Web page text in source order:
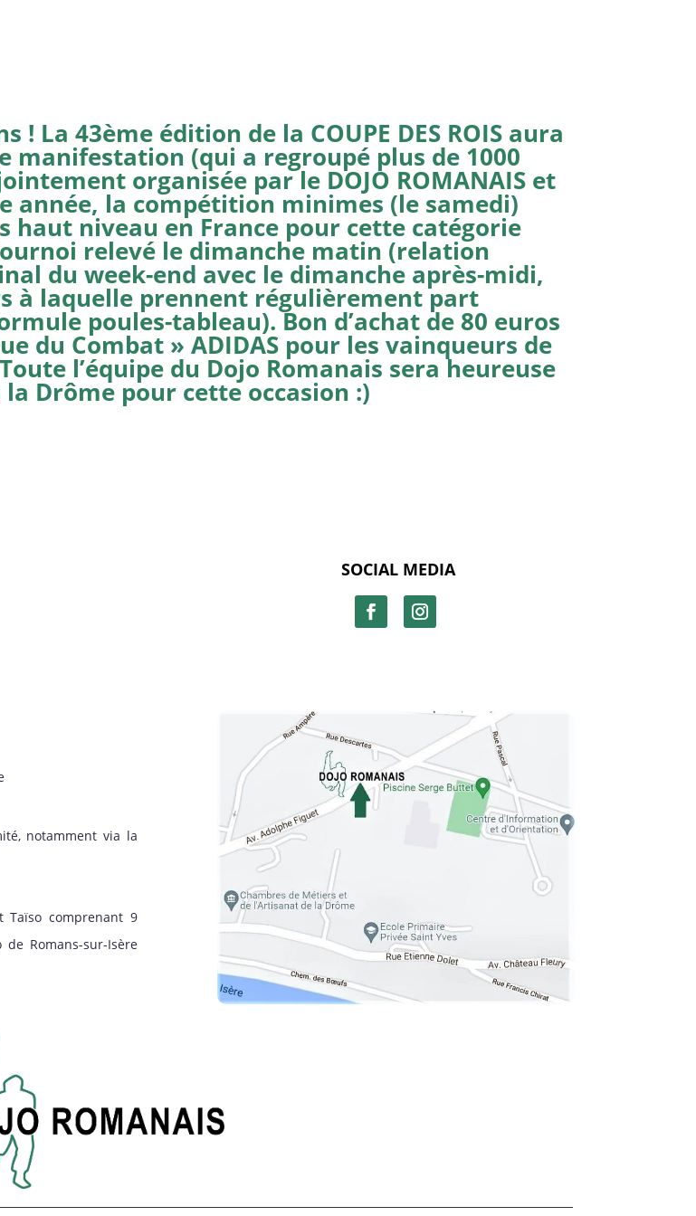
! La 43ème édition de la COUPE DES ROIS aura
manifestation (qui a regroupé plus de 1000
organisée par le DOJO ROMANAIS et
année, la compétition minimes (le samedi)
haut niveau en France pour cette catégorie
relevé le dimanche matin (relation
du week-end avec le dimanche après-midi,
à laquelle prennent régulièrement part
poules-tableau). Bon d’achat de 80 euros
du Combat » ADIDAS pour les vainqueurs de
l’équipe du Dojo Romanais sera heureuse
Drôme pour cette occasion :)
SOCIAL MEDIA
notamment via la
Taïso comprenant 9
Romans-sur-Isère